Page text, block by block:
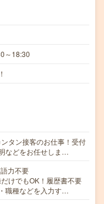
～18:30
タン接客のお仕事！受付
などをお任せしま…
力不要
けでもOK！履歴書不要
職種などを入力す…